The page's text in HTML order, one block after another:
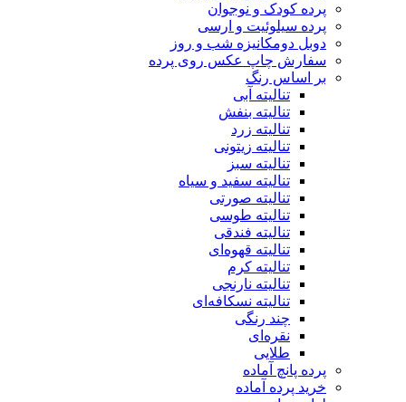
پرده کودک و نوجوان
پرده سیلوئیت و ارسی
دوبل دومکانیزه شب و روز
سفارش چاپ عکس روی پرده
بر اساس رنگ
تنالیته آبی
تنالیته بنفش
تنالیته زرد
تنالیته زیتونی
تنالیته سبز
تنالیته سفید و سیاه
تنالیته صورتی
تنالیته طوسی
تنالیته فندقی
تنالیته قهوه‌ای
تنالیته کرم
تنالیته نارنجی
تنالیته نسکافه‌ای
چند رنگی
نقره‌ای
طلایی
پرده پانچ آماده
خرید پرده آماده